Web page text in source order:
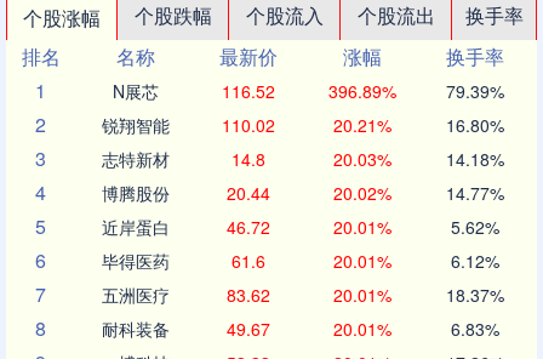
个股涨幅 个股跌幅 个股流入 个股流出
换手率
排名
名称 最新价 涨幅
换手率
1
N展芯 116.52 396.89% 79.39%
2 锐翔智能 110.02 20.21% 16.80%
3 志特新材 14.8 20.03% 14.18%
4 博腾股份 20.44 20.02% 14.77%
5 近岸蛋白 46.72 20.01% 5.62%
6 毕得医药 61.6 20.01% 6.12%
7 五洲医疗 83.62 20.01% 18.37%
8 耐科装备 49.67 20.01% 6.83%